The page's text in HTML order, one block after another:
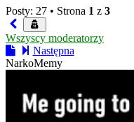
Posty: 27 • Strona 1 z 3
Wszyscy moderatorzy
Następna
NarkoMemy